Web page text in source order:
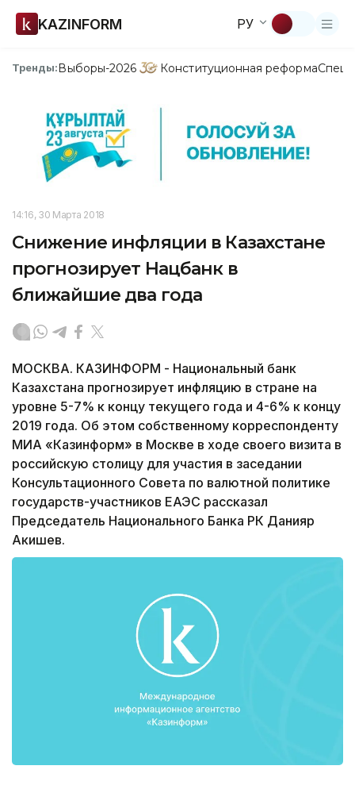
KAZINFORM РУ
Тренды:Выборы-2026 Конституционная реформа
14:16, 30 Марта 2018
Снижение инфляции в Казахстане
прогнозирует Нацбанк в
ближайшие два года
МОСКВА. КАЗИНФОРМ - Национальный банк
Казахстана прогнозирует инфляцию в стране на
уровне 5-7% к концу текущего года и 4-6% к концу
2019 года. Об этом собственному корреспонденту
МИА «Казинформ» в Москве в ходе своего визита в
российскую столицу для участия в заседании
Консультационного Совета по валютной политике
государств-участников ЕАЭС рассказал
Председатель Национального Банка РК Данияр
Акишев.